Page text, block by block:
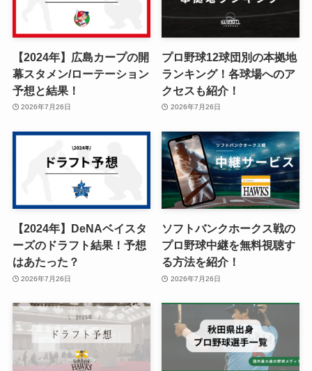
【2024年】広島カープの開
幕スタメン/ローテーション
予想と結果！
2026年7月26日
プロ野球12球団別の本拠地
ランキング！各球場へのア
クセスも紹介！
2026年7月26日
【2024年】DeNAベイスタ
ーズのドラフト結果！予想
はあたった？
2026年7月26日
ソフトバンクホークス戦の
プロ野球中継を無料視聴す
る方法を紹介！
2026年7月26日